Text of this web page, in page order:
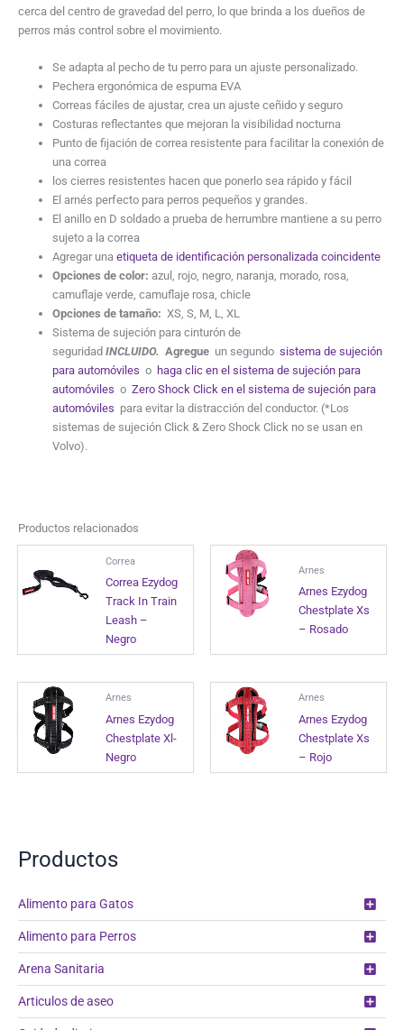
Productos
Alimento para Gatos
Alimento para Perros
Arena Sanitaria
Articulos de aseo
cerca del centro de gravedad del perro, lo que brinda a los dueños de
perros más control sobre el movimiento.
Se adapta al pecho de tu perro para un ajuste personalizado.
Pechera ergonómica de espuma EVA
Correas fáciles de ajustar, crea un ajuste ceñido y seguro
Costuras reflectantes que mejoran la visibilidad nocturna
Punto de fijación de correa resistente para facilitar la conexión de
una correa
los cierres resistentes hacen que ponerlo sea rápido y fácil
El arnés perfecto para perros pequeños y grandes.
El anillo en D soldado a prueba de herrumbre mantiene a su perro
sujeto a la correa
Agregar unaetiqueta de identificación personalizada coincidente
Opciones de color: azul, rojo, negro, naranja, morado, rosa,
camuflaje verde, camuflaje rosa, chicle
Opciones de tamaño: XS, S, M, L, XL
Sistema de sujeción para cinturón de
seguridadINCLUIDO.Agregue un segundosistema de sujeción
para automóviles o haga clic en el sistema de sujeción para
automóviles oZero Shock Click en el sistema de sujeción para
automóviles para evitar la distracción del conductor. (*Los
sistemas de sujeción Click & Zero Shock Click no se usan en
Volvo).
Productos relacionados
Correa
Correa Ezydog
Track In Train
Leash –
Negro
Arnes
Arnes Ezydog
Chestplate Xs
– Rosado
Arnes
Arnes Ezydog
Chestplate Xl-
Negro
Arnes
Arnes Ezydog
Chestplate Xs
– Rojo